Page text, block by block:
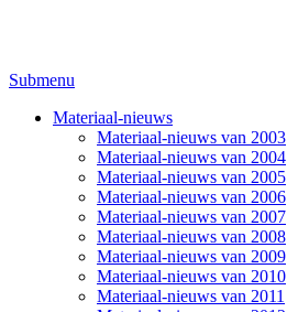
Submenu
Materiaal-nieuws
Materiaal-nieuws van 2003
Materiaal-nieuws van 2004
Materiaal-nieuws van 2005
Materiaal-nieuws van 2006
Materiaal-nieuws van 2007
Materiaal-nieuws van 2008
Materiaal-nieuws van 2009
Materiaal-nieuws van 2010
Materiaal-nieuws van 2011